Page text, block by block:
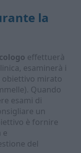
la
effettuerà
esaminerà i
obiettivo mirato
Quando
esami di
un
è fornire
e
del